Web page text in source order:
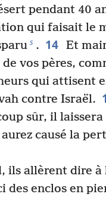
pendant 40
qui faisait le
s . 14 Et
vos pères,
qui attisent
contre Israël.
sûr, il
causé la
ils allèrent dire à
des enclos en